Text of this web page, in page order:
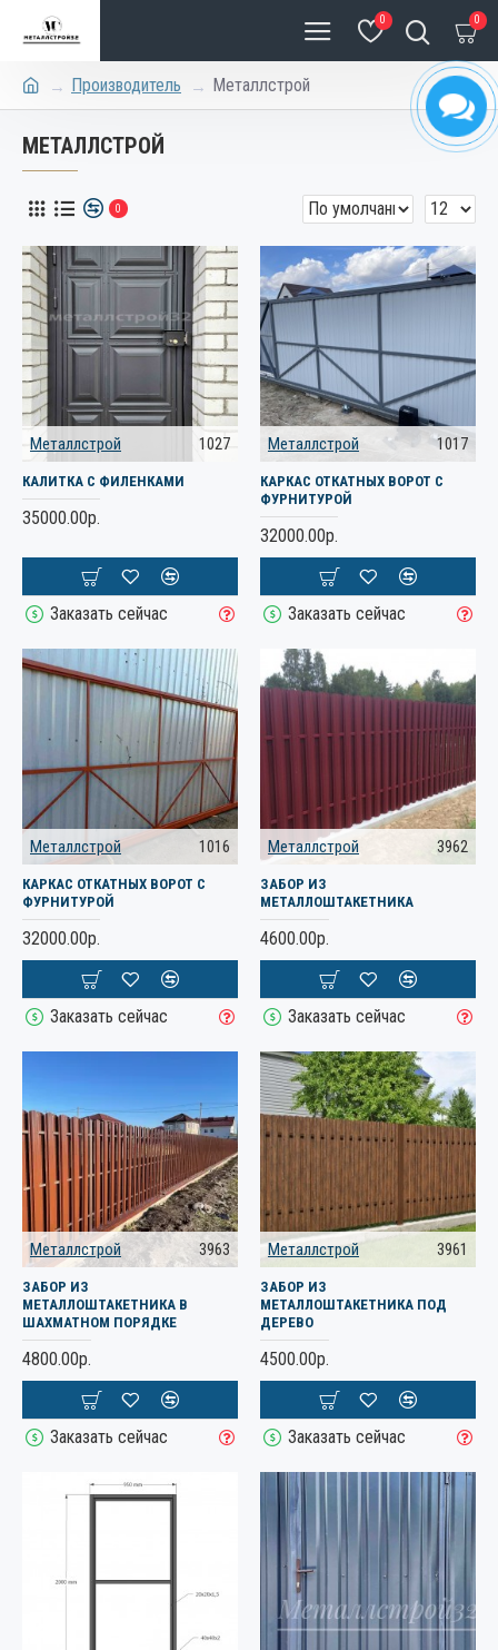
0 0
Производитель Металлстрой
МЕТАЛЛСТРОЙ
0
Металлстрой 1027
КАЛИТКА С ФИЛЕНКАМИ
35000.00р.
Заказать сейчас
Металлстрой 1017
КАРКАС ОТКАТНЫХ ВОРОТ С
ФУРНИТУРОЙ
32000.00р.
Заказать сейчас
Металлстрой 1016
КАРКАС ОТКАТНЫХ ВОРОТ С
ФУРНИТУРОЙ
32000.00р.
Заказать сейчас
Металлстрой 3962
ЗАБОР ИЗ
МЕТАЛЛОШТАКЕТНИКА
4600.00р.
Заказать сейчас
Металлстрой 3963
ЗАБОР ИЗ
МЕТАЛЛОШТАКЕТНИКА В
ШАХМАТНОМ ПОРЯДКЕ
4800.00р.
Заказать сейчас
Металлстрой 3961
ЗАБОР ИЗ
МЕТАЛЛОШТАКЕТНИКА ПОД
ДЕРЕВО
4500.00р.
Заказать сейчас